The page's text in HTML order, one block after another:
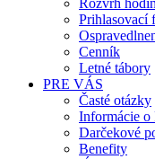
Rozvrh hodín
Prihlasovací
Cenník
Letné tábory
PRE VÁS
Časté otázky
Informácie o
Darčekové
Benefity